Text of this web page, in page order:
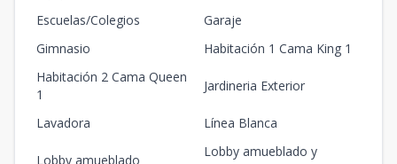
Escuelas/Colegios
Garaje
Gimnasio
Habitación 1 Cama King 1
Habitación 2 Cama Queen
1
Jardineria Exterior
Lavadora Línea Blanca
Lobby amueblado
Lobby amueblado y